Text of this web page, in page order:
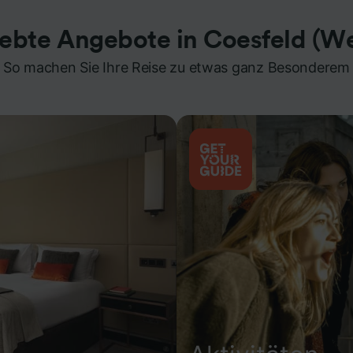
Angebote in Coesfeld
So machen Sie Ihre Reise zu etwas ganz Besonderem